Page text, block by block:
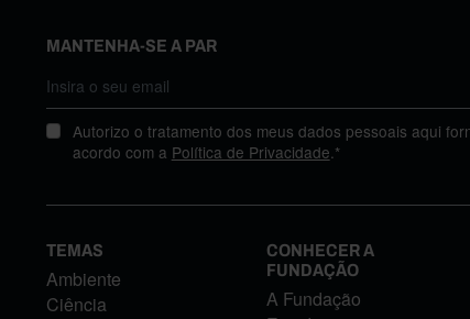
MANTENHA-SE A PAR
Autorizo o tratamento dos meus dados pessoais aqui
acordo com a Política de Privacidade.*
TEMAS
Ambiente
Ciência
CONHECER A
FUNDAÇÃO
A Fundação